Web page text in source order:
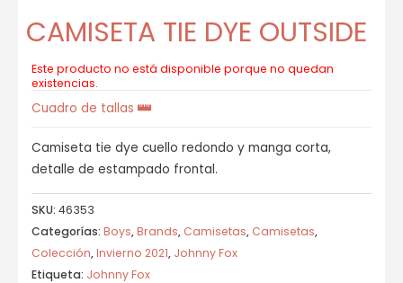
CAMISETA TIE DYE OUTSIDE
Este producto no está disponible porque no quedan
existencias.
Cuadro de tallas
Camiseta tie dye cuello redondo y manga corta,
detalle de estampado frontal.
SKU: 46353
Categorías: Boys,Brands, Camisetas, Camisetas,
Colección,Invierno 2021, Johnny Fox
Etiqueta: Johnny Fox